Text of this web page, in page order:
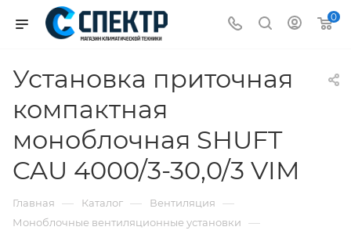
0
Установка приточная
компактная
моноблочная SHUFT
CAU 4000/3-30,0/3 VIM
Главная — Каталог — Вентиляция —
Моноблочные вентиляционные установки —